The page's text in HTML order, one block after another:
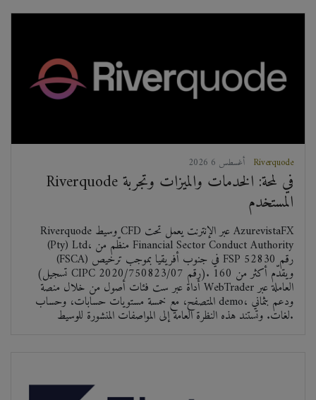
Riverquode
Riverquode في لمحة: الخدمات والميزات وتجربة
المستخدم
Riverquode وسيط CFD عبر الإنترنت يعمل تحت AzurevistaFX
(Pty) Ltd، منظّم من Financial Sector Conduct Authority
(FSCA) في جنوب أفريقيا بموجب ترخيص FSP رقم 52830
(تسجيل CIPC رقم 2020/750823/07). ويقدّم أكثر من 160
أداة عبر ست فئات أصول من خلال منصة WebTrader العاملة عبر
المتصفح، مع خمسة مستويات حسابات، وحساب demo، ودعم بثماني
لغات. وتستند هذه النظرة العامة إلى المواصفات المنشورة للوسيط.